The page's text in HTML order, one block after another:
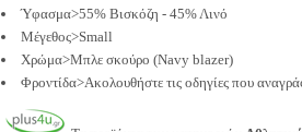
Ύφασμα>55% Βισκόζη - 45% Λινό
Μέγεθος>Small
Χρώμα>Μπλε σκούρο (Navy blazer)
Φροντίδα>Ακολουθήστε τις οδηγίες που